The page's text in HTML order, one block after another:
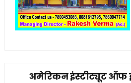
अमेरिकन इंस्टीट्यूट ऑफ